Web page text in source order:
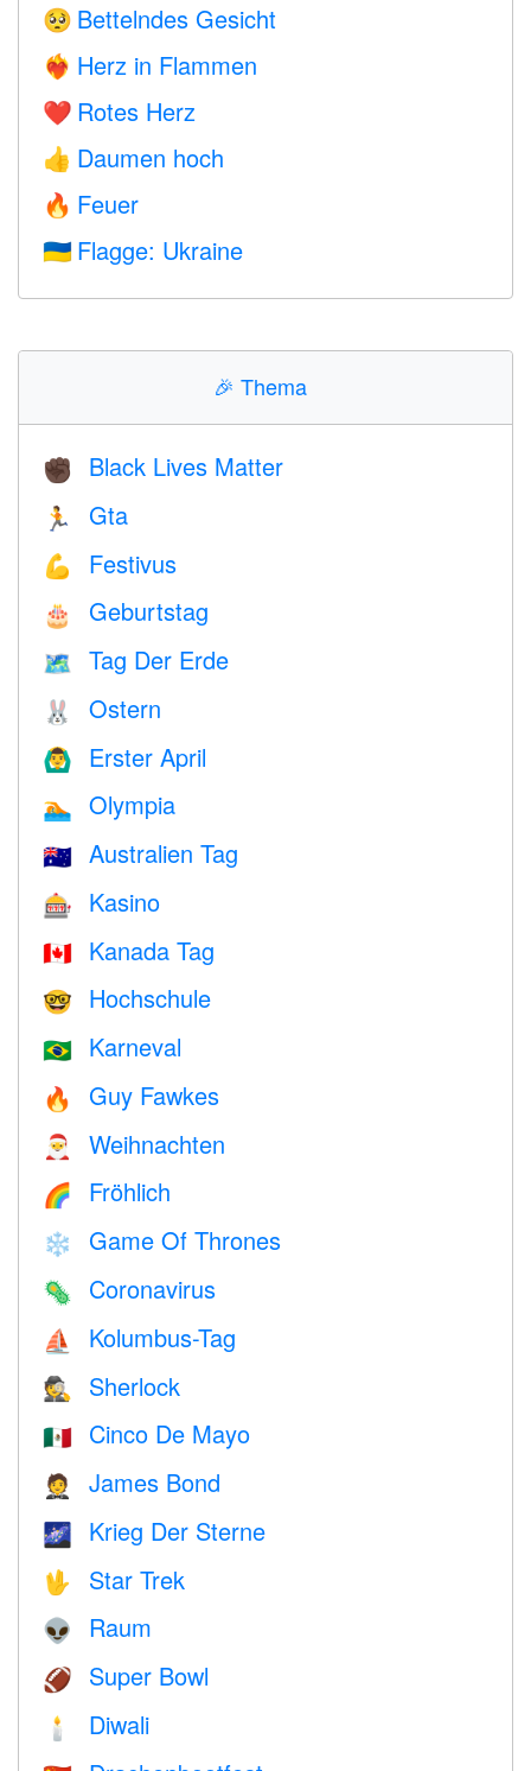
🥺 Bettelndes Gesicht
❤️‍🔥 Herz in Flammen
❤️ Rotes Herz
👍 Daumen hoch
🔥 Feuer
🇺🇦 Flagge: Ukraine
🎉 Thema
✊🏿 Black Lives Matter
🏃 Gta
💪 Festivus
🎂 Geburtstag
🗺️ Tag Der Erde
🐰 Ostern
🙆‍♂️ Erster April
🏊 Olympia
🇦🇺 Australien Tag
🎰 Kasino
🇨🇦 Kanada Tag
🤓 Hochschule
🇧🇷 Karneval
🔥 Guy Fawkes
🎅 Weihnachten
🌈 Fröhlich
❄️ Game Of Thrones
🦠 Coronavirus
⛵️ Kolumbus-Tag
🕵️ Sherlock
🇲🇽 Cinco De Mayo
🤵 James Bond
🌌 Krieg Der Sterne
🖖 Star Trek
👽 Raum
🏈 Super Bowl
🕯 Diwali